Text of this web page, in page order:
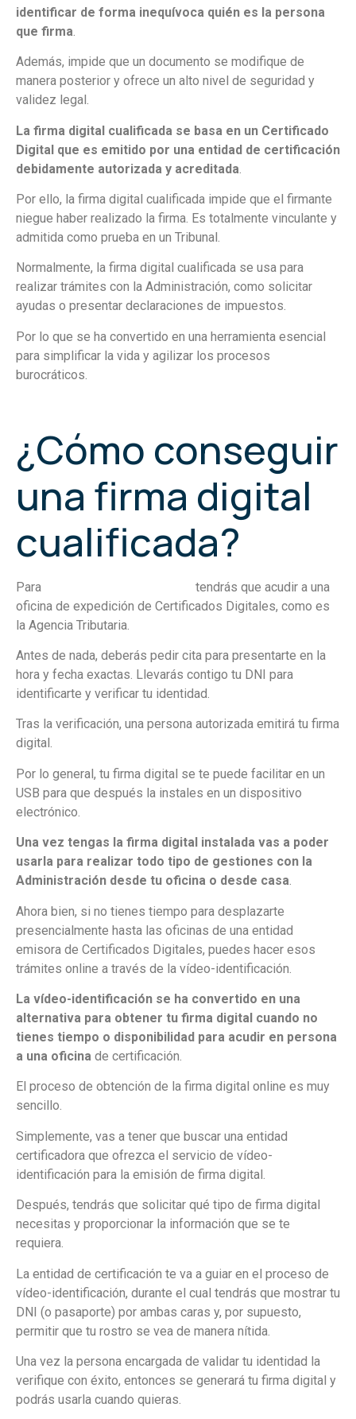
identificar de forma inequívoca quién es la persona
que firma.
Además, impide que un documento se modifique de
manera posterior y ofrece un alto nivel de seguridad y
validez legal.
La firma digital cualificada se basa en un Certificado
Digital que es emitido por una entidad de certificación
debidamente autorizada y acreditada
Por ello, la firma digital cualificada impide que el firmante
niegue haber realizado la firma. Es totalmente vinculante y
admitida como prueba en un Tribunal.
Normalmente, la firma digital cualificada se usa para
realizar trámites con la Administración, como solicitar
ayudas o presentar declaraciones de impuestos.
Por lo que se ha convertido en una herramienta esencial
para simplificar la vida y agilizar los procesos
burocráticos.
¿Cómo conseguir
una firma digital
cualificada?
Para
tendrás que acudir a una
oficina de expedición de Certificados Digitales, como es
la Agencia Tributaria.
Antes de nada, deberás pedir cita para presentarte en la
hora y fecha exactas. Llevarás contigo tu DNI para
identificarte y verificar tu identidad.
Tras la verificación, una persona autorizada emitirá tu firma
digital.
Por lo general, tu firma digital se te puede facilitar en un
USB para que después la instales en un dispositivo
electrónico.
Una vez tengas la firma digital instalada vas a poder
usarla para realizar todo tipo de gestiones con la
Administración desde tu oficina o desde casa.
Ahora bien, si no tienes tiempo para desplazarte
presencialmente hasta las oficinas de una entidad
emisora de Certificados Digitales, puedes hacer esos
trámites online a través de la vídeo-identificación.
La vídeo-identificación se ha convertido en una
alternativa para obtener tu firma digital cuando no
tienes tiempo o disponibilidad para acudir en persona
a una oficina de certificación.
El proceso de obtención de la firma digital online es muy
sencillo.
Simplemente, vas a tener que buscar una entidad
certificadora que ofrezca el servicio de vídeo-
identificación para la emisión de firma digital.
Después, tendrás que solicitar qué tipo de firma digital
necesitas y proporcionar la información que se te
requiera.
La entidad de certificación te va a guiar en el proceso de
vídeo-identificación, durante el cual tendrás que mostrar tu
DNI (o pasaporte) por ambas caras y, por supuesto,
permitir que tu rostro se vea de manera nítida.
Una vez la persona encargada de validar tu identidad la
verifique con éxito, entonces se generará tu firma digital y
podrás usarla cuando quieras.